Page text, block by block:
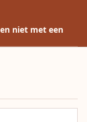
niet met een